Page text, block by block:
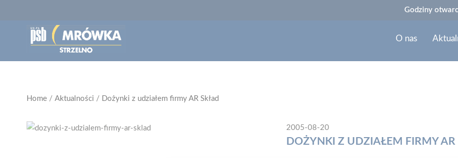
Godziny
O nas
Home / Aktualności / Dożynki z udziałem firmy AR Skład
2005-08-20
DOŻYNKI Z UDZIAŁEM FIRMY AR